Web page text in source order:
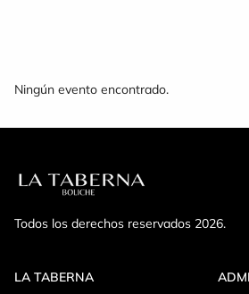
Ningún evento encontrado.
Todos los derechos reservados 2026.
LA TABERNA